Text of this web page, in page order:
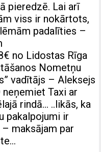
pieredzē. Lai arī
viss ir nokārtots,
padalīties –
no Lidostas Rīga
Nometņu
vadītājs – Aleksejs
Taxi ar
rindā… ..likās, ka
pakalpojumi ir
maksājam par